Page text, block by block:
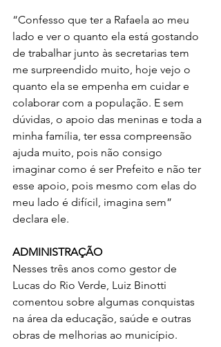
“Confesso que ter a Rafaela ao meu
lado e ver o quanto ela está gostando
de trabalhar junto às secretarias tem
me surpreendido muito, hoje vejo o
quanto ela se empenha em cuidar e
colaborar com a população. E sem
dúvidas, o apoio das meninas e toda a
minha família, ter essa compreensão
ajuda muito, pois não consigo
imaginar como é ser Prefeito e não ter
esse apoio, pois mesmo com elas do
meu lado é difícil, imagina sem”
declara ele.
ADMINISTRAÇÃO
Nesses três anos como gestor de
Lucas do Rio Verde, Luiz Binotti
comentou sobre algumas conquistas
na área da educação, saúde e outras
obras de melhorias ao município.